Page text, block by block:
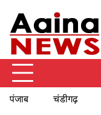
content
पंजाब चंडीगढ़